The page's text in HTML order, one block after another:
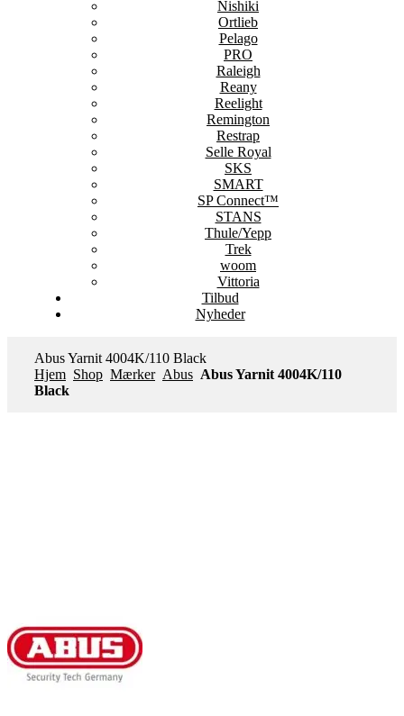
Nishiki
Ortlieb
Pelago
PRO
Raleigh
Reany
Reelight
Remington
Restrap
Selle Royal
SKS
SMART
SP Connect™
STANS
Thule/Yepp
Trek
woom
Vittoria
Tilbud
Nyheder
Abus Yarnit 4004K/110 Black
Hjem Shop Mærker Abus Abus Yarnit 4004K/110
Black